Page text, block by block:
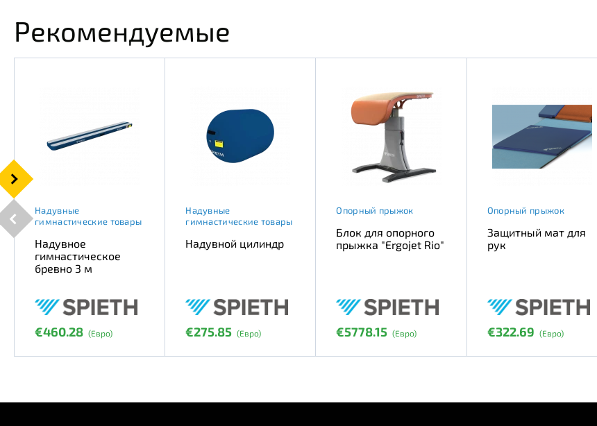
Рекомендуемые
Надувные
гимнастические товары
Надувное
гимнастическое
бревно 3 м
€460.28 (Евро)
Надувные
гимнастические товары
Надувной цилиндр
€275.85 (Евро)
Опорный прыжок
Блок для опорного
прыжка "Ergojet Rio"
€5778.15 (Евро)
Опорный прыжок
Защитный мат для
рук
€322.69 (Евро)